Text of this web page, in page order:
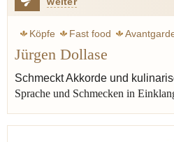
Köpfe Fast food
Nova Regio
Begriff
Jürgen Dollase
Schmeckt Akkorde und
Sprache und Schmecken in